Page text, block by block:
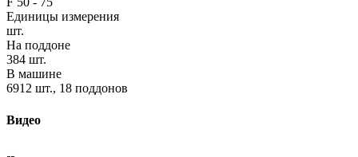
Единицы измерения
шт.
На поддоне
384 шт.
В машине
6912 шт., 18 поддонов
Видео